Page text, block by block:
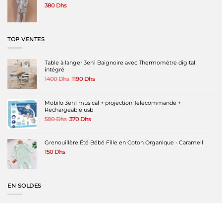
380 Dhs
TOP VENTES
Table à langer 3en1 Baignoire avec Thermomètre digital
intégré
1400Dhs Le
était :
1400 Dhs.
1190 DhsLe
est :
1190 Dhs.
Mobilo 3en1 musical + projection Télécommandé +
Rechargeable usb
580Dhs Le
était :
580 Dhs.
370 DhsLe
est :
370 Dhs.
Grenouillère Été Bébé Fille en Coton Organique - Caramell
150 Dhs
EN SOLDES